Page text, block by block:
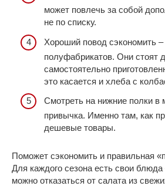
может повлечь за собой
не по списку.
Хороший повод сэкономить –
полуфабрикатов. Они стоят
самостоятельно
это касается и хлеба с
Смотреть на нижние полки в
привычка. Именно там, как
дешевые товары.
Поможет сэкономить и правильная
Для каждого сезона есть свои
можно отказаться от салата из